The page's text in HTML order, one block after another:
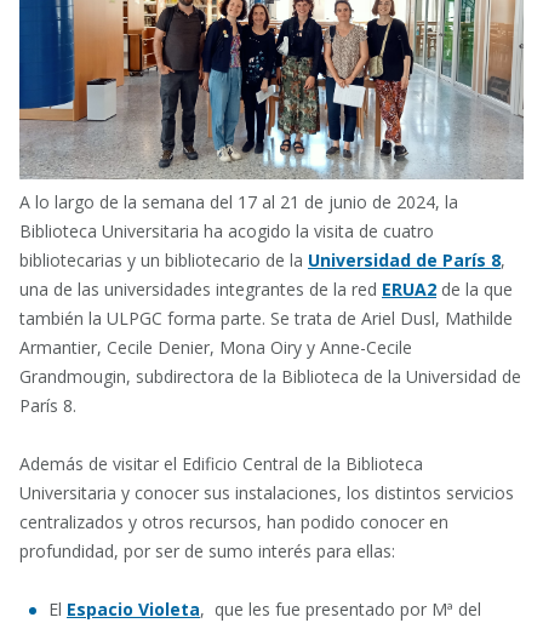
A lo largo de la semana del 17 al 21 de junio de 2024, la
Biblioteca Universitaria ha acogido la visita de cuatro
bibliotecarias y un bibliotecario de la Universidad de París 8,
una de las universidades integrantes de la red ERUA2 de la que
también la ULPGC forma parte. Se trata de Ariel Dusl, Mathilde
Armantier, Cecile Denier, Mona Oiry y Anne-Cecile
Grandmougin, subdirectora de la Biblioteca de la Universidad de
París 8.
Además de visitar el Edificio Central de la Biblioteca
Universitaria y conocer sus instalaciones, los distintos servicios
centralizados y otros recursos, han podido conocer en
profundidad, por ser de sumo interés para ellas:
El Espacio Violeta, que les fue presentado por Mª del